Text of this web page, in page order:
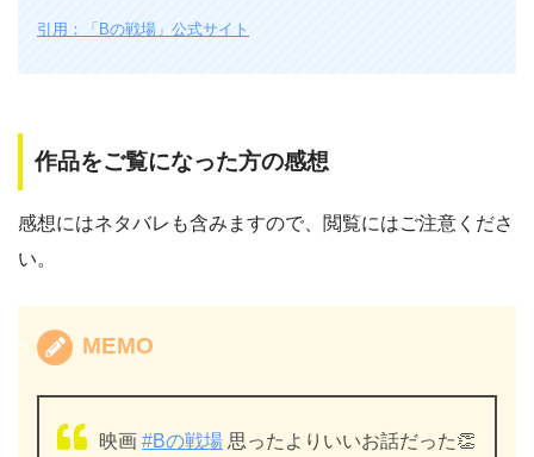
引用：「Bの戦場」公式サイト
作品をご覧になった方の感想
感想にはネタバレも含みますので、閲覧にはご注意くださ
い。
MEMO
映画 #Bの戦場 思ったよりいいお話だった👏